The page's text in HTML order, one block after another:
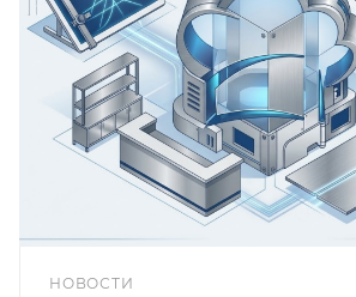
НОВОСТИ